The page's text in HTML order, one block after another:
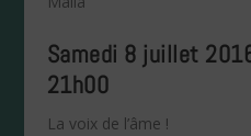
Samedi 8 juillet
21h00
La voix de l’âme !